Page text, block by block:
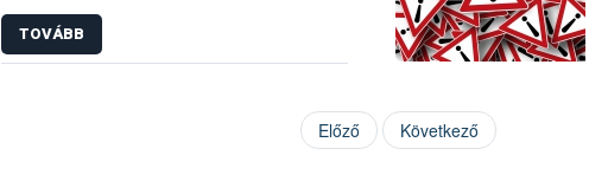
TOVÁBB
Előző Következő